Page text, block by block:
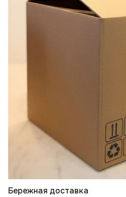
Бережная доставка